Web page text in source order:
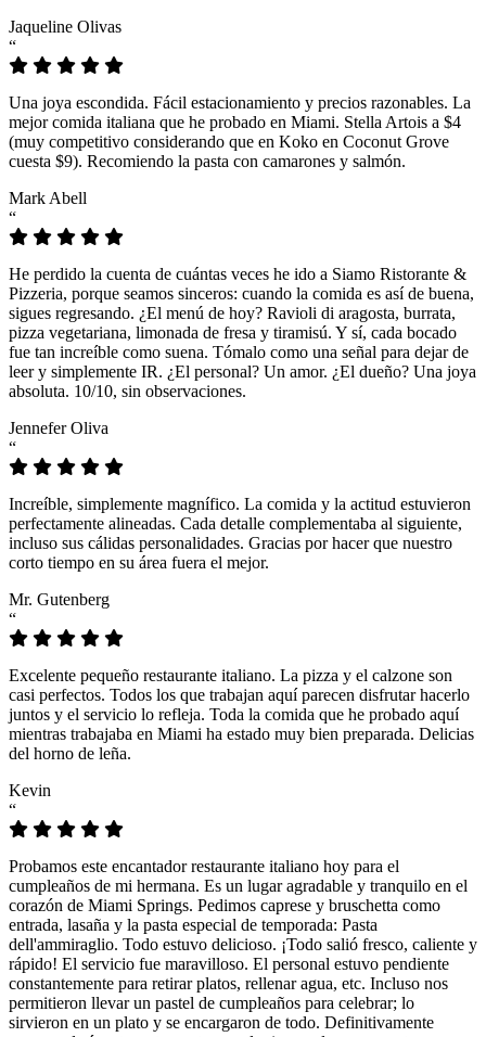
Jaqueline Olivas
“
Una joya escondida. Fácil estacionamiento y precios razonables. La
mejor comida italiana que he probado en Miami. Stella Artois a $4
(muy competitivo considerando que en Koko en Coconut Grove
cuesta $9). Recomiendo la pasta con camarones y salmón.
Mark Abell
“
He perdido la cuenta de cuántas veces he ido a Siamo Ristorante &
Pizzeria, porque seamos sinceros: cuando la comida es así de buena,
sigues regresando. ¿El menú de hoy? Ravioli di aragosta, burrata,
pizza vegetariana, limonada de fresa y tiramisú. Y sí, cada bocado
fue tan increíble como suena. Tómalo como una señal para dejar de
leer y simplemente IR. ¿El personal? Un amor. ¿El dueño? Una joya
absoluta. 10/10, sin observaciones.
Jennefer Oliva
“
Increíble, simplemente magnífico. La comida y la actitud estuvieron
perfectamente alineadas. Cada detalle complementaba al siguiente,
incluso sus cálidas personalidades. Gracias por hacer que nuestro
corto tiempo en su área fuera el mejor.
Mr. Gutenberg
“
Excelente pequeño restaurante italiano. La pizza y el calzone son
casi perfectos. Todos los que trabajan aquí parecen disfrutar hacerlo
juntos y el servicio lo refleja. Toda la comida que he probado aquí
mientras trabajaba en Miami ha estado muy bien preparada. Delicias
del horno de leña.
Kevin
“
Probamos este encantador restaurante italiano hoy para el
cumpleaños de mi hermana. Es un lugar agradable y tranquilo en el
corazón de Miami Springs. Pedimos caprese y bruschetta como
entrada, lasaña y la pasta especial de temporada: Pasta
dell'ammiraglio. Todo estuvo delicioso. ¡Todo salió fresco, caliente y
rápido! El servicio fue maravilloso. El personal estuvo pendiente
constantemente para retirar platos, rellenar agua, etc. Incluso nos
permitieron llevar un pastel de cumpleaños para celebrar; lo
sirvieron en un plato y se encargaron de todo. Definitivamente